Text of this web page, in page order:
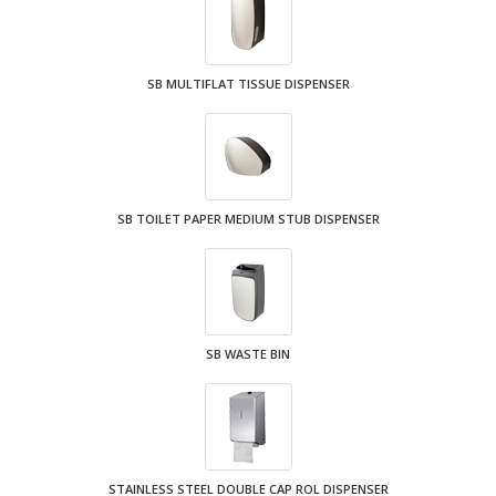
SB MULTIFLAT TISSUE DISPENSER
SB TOILET PAPER MEDIUM STUB DISPENSER
SB WASTE BIN
STAINLESS STEEL DOUBLE CAP ROL DISPENSER